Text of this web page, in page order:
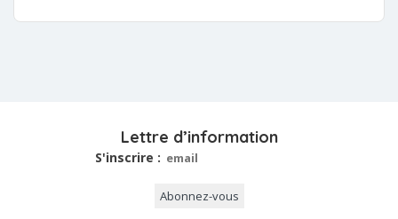
Lettre d’information
S'inscrire :